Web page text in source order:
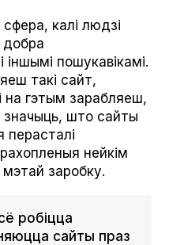
калі людзі
іншымі пошукавікамі.
такі сайт,
на гэтым зарабляеш,
значыць, што сайты
перасталі
нейкім
мэтай заробку.
робіцца
сайты праз